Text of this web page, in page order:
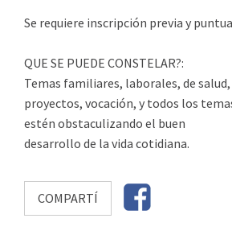
Se requiere inscripción previa y
QUE SE PUEDE CONSTELAR?:
Temas familiares, laborales, de salud,
proyectos, vocación, y todos los
estén obstaculizando el buen
desarrollo de la vida cotidiana.
COMPARTÍ